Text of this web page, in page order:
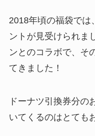
2018年頃の福袋では
ントが見受けられま
ンとのコラボで、そ
てきました！
ドーナツ引換券分の
いてくるのはとても